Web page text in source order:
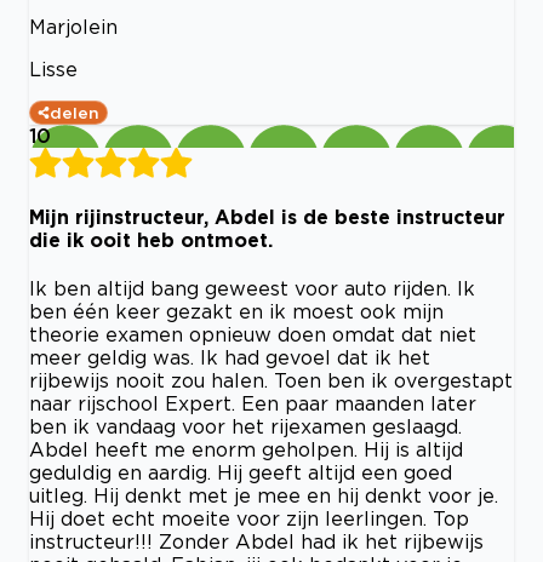
Marjolein
Lisse
delen
10
Mijn rijinstructeur, Abdel is de beste instructeur
die ik ooit heb ontmoet.
Ik ben altijd bang geweest voor auto rijden. Ik
ben één keer gezakt en ik moest ook mijn
theorie examen opnieuw doen omdat dat niet
meer geldig was. Ik had gevoel dat ik het
rijbewijs nooit zou halen. Toen ben ik overgestapt
naar rijschool Expert. Een paar maanden later
ben ik vandaag voor het rijexamen geslaagd.
Abdel heeft me enorm geholpen. Hij is altijd
geduldig en aardig. Hij geeft altijd een goed
uitleg. Hij denkt met je mee en hij denkt voor je.
Hij doet echt moeite voor zijn leerlingen. Top
instructeur!!! Zonder Abdel had ik het rijbewijs